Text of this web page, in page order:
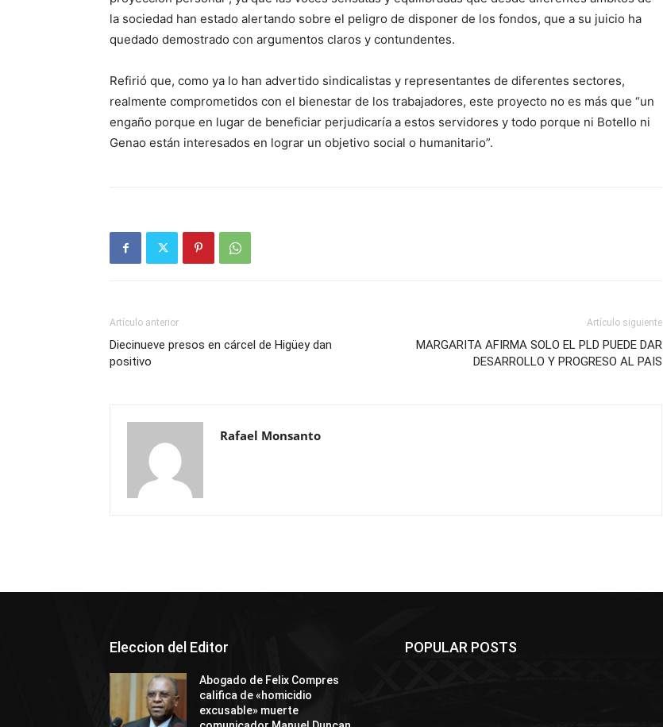
la sociedad han estado alertando sobre el peligro de disponer de los fondos, que a su juicio ha
quedado demostrado con argumentos claros y contundentes.
Refirió que, como ya lo han advertido sindicalistas y representantes de diferentes sectores,
realmente comprometidos con el bienestar de los trabajadores, este proyecto no es más que “un
engaño porque en lugar de beneficiar perjudicaría a estos servidores y todo porque ni Botello ni
Genao están interesados en lograr un objetivo social o humanitario”.
Artículo anterior
Diecinueve presos en cárcel de Higüey dan
positivo
Artículo siguiente
MARGARITA AFIRMA SOLO EL PLD PUEDE DAR
DESARROLLO Y PROGRESO AL PAIS
Rafael Monsanto
Eleccion del Editor
Abogado de Felix Compres
califica de «homicidio
excusable» muerte
POPULAR POSTS